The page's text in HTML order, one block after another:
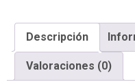
Descripción
Valoraciones (0)